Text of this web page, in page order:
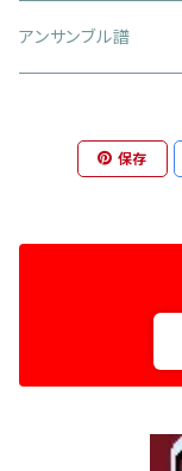
大編成
オリジナル作品
アレンジ作品
オリジナル作品
アレンジ作品
アンサンブル譜
金管五重奏
金管六重奏
保存